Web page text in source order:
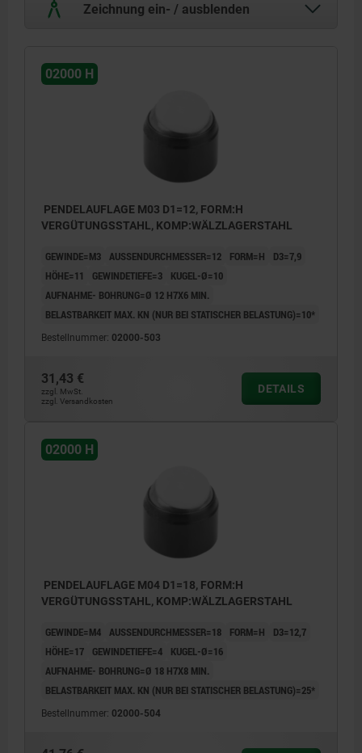
Zeichnung ein- / ausblenden
02000 H
PENDELAUFLAGE M03 D1=12, FORM:H
VERGÜTUNGSSTAHL, KOMP:WÄLZLAGERSTAHL
GEWINDE=M3 AUSSENDURCHMESSER=12 FORM=H
D3=7,9
HÖHE=11
GEWINDETIEFE=3
KUGEL-Ø=10
AUFNAHME- BOHRUNG=Ø 12 H7X6 MIN.
BELASTBARKEIT MAX. KN (NUR BEI STATISCHER BELASTUNG)=10*
Bestellnummer: 02000-503
31,43 €
zzgl. MwSt.
zzgl. Versandkosten
DETAILS
02000 H
PENDELAUFLAGE M04 D1=18, FORM:H
VERGÜTUNGSSTAHL, KOMP:WÄLZLAGERSTAHL
GEWINDE=M4 AUSSENDURCHMESSER=18 FORM=H
D3=12,7
HÖHE=17
GEWINDETIEFE=4
KUGEL-Ø=16
AUFNAHME- BOHRUNG=Ø 18 H7X8 MIN.
BELASTBARKEIT MAX. KN (NUR BEI STATISCHER BELASTUNG)=25*
Bestellnummer: 02000-504